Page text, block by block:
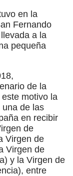
en la
Fernando
a la
pequeña
de la
motivo la
de las
en recibir
de
Virgen de
Virgen de
y la Virgen de
entre